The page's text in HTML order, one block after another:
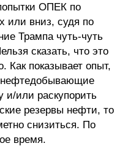
ОПЕК по
или вниз, судя по
Трампа чуть-чуть
сказать, что это
Как показывает опыт,
нефтедобывающие
и/или раскупорить
резервы нефти, то
снизиться. По
время.